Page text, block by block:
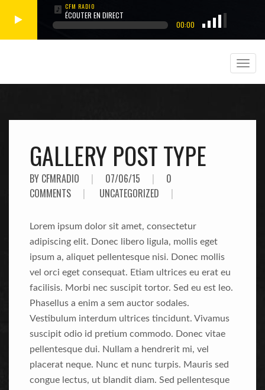
ÉCOUTER EN DIRECT
00:00
GALLERY POST TYPE
BY CFMRADIO | 07/06/15 |
0
COMMENTS
| UNCATEGORIZED |
Lorem ipsum dolor sit amet, consectetur
adipiscing elit. Donec libero ligula, mollis eget
ipsum a, aliquet pellentesque nisi. Donec mollis
vel orci eget consequat. Etiam ultrices eu erat eu
facilisis. Morbi nec suscipit tortor. Sed eu est leo.
Phasellus a enim a sem auctor sodales.
Vestibulum interdum ultrices tincidunt. Vivamus
suscipit odio id pretium commodo. Donec vitae
pellentesque dui. Nullam a hendrerit mi, vel
placerat neque. Nunc et nunc turpis. Mauris sed
congue lectus, ut blandit diam. Sed pellentesque